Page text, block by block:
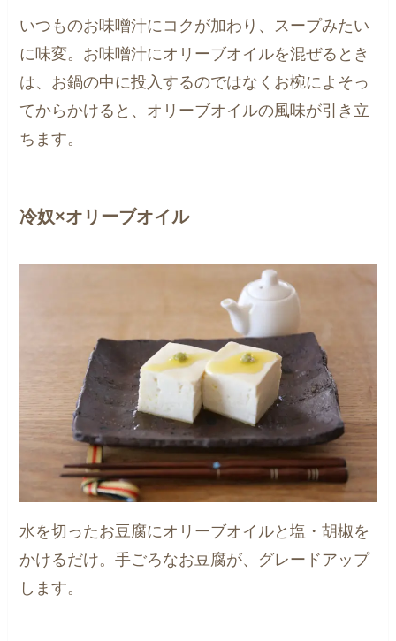
いつものお味噌汁にコクが加わり、スープみたい
に味変。お味噌汁にオリーブオイルを混ぜるとき
は、お鍋の中に投入するのではなくお椀によそっ
てからかけると、オリーブオイルの風味が引き立
ちます。
冷奴×オリーブオイル
水を切ったお豆腐にオリーブオイルと塩・胡椒を
かけるだけ。手ごろなお豆腐が、グレードアップ
します。